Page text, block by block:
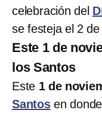
celebración del
se festeja el 2
Este 1 de
los Santos
Este 1 de
Santosen